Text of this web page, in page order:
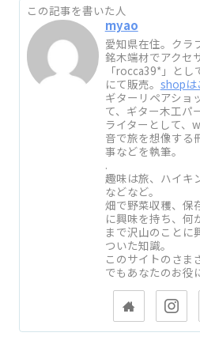
この記事を書いた人
myao
愛知県在住。クラ
銘木端材でアクセ
「rocca39*」と
にて販売。 shopは
ギターリペアショ
て、ギター木工パ
ライターとして、
音で旅を想像する
事などを執筆。
.
趣味は旅、ハイキ
などなど。
畑で野菜収穫、保
に興味を持ち、何
まで沢山のことに
ついた知識。
このサイトのさま
でもあなたのお役